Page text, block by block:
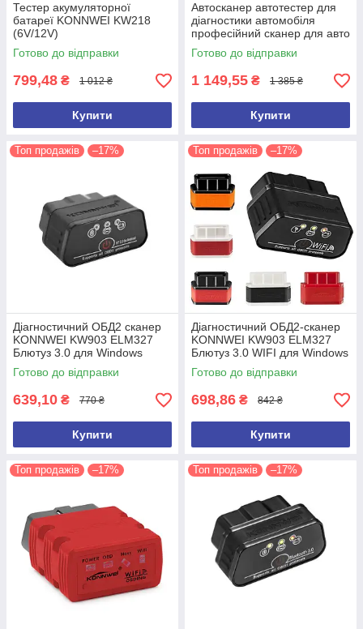
Тестер акумуляторної
батареї KONNWEI KW218
(6V/12V)
Готово до відправки
799,48 ₴ 1 012 ₴
Купити
Автосканер автотестер для
діагностики автомобіля
професійний сканер для авто
OBDII/EOBD Konnwei KW808
Готово до відправки
1 149,55 ₴ 1 385 ₴
Купити
Топ продажів –17%
Діагностичний ОБД2 сканер
KONNWEI KW903 ELM327
Блютуз 3.0 для Windows
Android IOS Автосканер
ELM327
Готово до відправки
639,10 ₴ 770 ₴
Купити
Топ продажів –17%
Діагностичний ОБД2-сканер
KONNWEI KW903 ELM327
Блютуз 3.0 WIFI для Windows
Android IOS Автосканер
ELM327
Готово до відправки
698,86 ₴ 842 ₴
Купити
Топ продажів –17% Топ продажів –17%